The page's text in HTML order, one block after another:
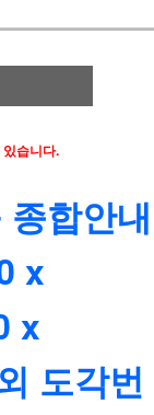
습니다.
합안내
x
x
도각번